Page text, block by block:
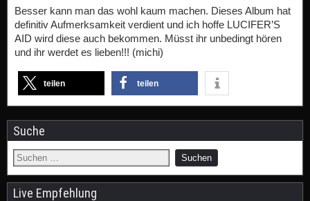
Besser kann man das wohl kaum machen. Dieses Album hat
definitiv Aufmerksamkeit verdient und ich hoffe LUCIFER’S
AID wird diese auch bekommen. Müsst ihr unbedingt hören
und ihr werdet es lieben!!! (michi)
teilen teilen
Suche
Live Empfehlung